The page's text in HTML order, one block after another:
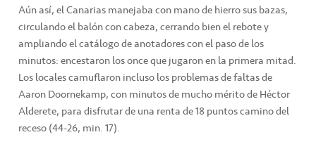
Aún así, el Canarias manejaba con mano de hierro sus bazas,
circulando el balón con cabeza, cerrando bien el rebote y
ampliando el catálogo de anotadores con el paso de los
minutos: encestaron los once que jugaron en la primera mitad.
Los locales camuflaron incluso los problemas de faltas de
Aaron Doornekamp, con minutos de mucho mérito de Héctor
Alderete, para disfrutar de una renta de 18 puntos camino del
receso (44-26, min. 17).